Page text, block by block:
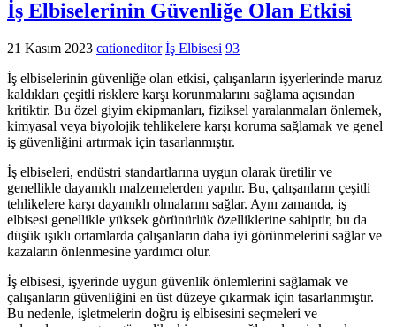
İş Elbiselerinin Güvenliğe Olan Etkisi
21 Kasım 2023 cationeditor İş Elbisesi 93
İş elbiselerinin güvenliğe olan etkisi, çalışanların işyerlerinde maruz
kaldıkları çeşitli risklere karşı korunmalarını sağlama açısından
kritiktir. Bu özel giyim ekipmanları, fiziksel yaralanmaları önlemek,
kimyasal veya biyolojik tehlikelere karşı koruma sağlamak ve genel
iş güvenliğini artırmak için tasarlanmıştır.
İş elbiseleri, endüstri standartlarına uygun olarak üretilir ve
genellikle dayanıklı malzemelerden yapılır. Bu, çalışanların çeşitli
tehlikelere karşı dayanıklı olmalarını sağlar. Aynı zamanda, iş
elbisesi genellikle yüksek görünürlük özelliklerine sahiptir, bu da
düşük ışıklı ortamlarda çalışanların daha iyi görünmelerini sağlar ve
kazaların önlenmesine yardımcı olur.
İş elbisesi, işyerinde uygun güvenlik önlemlerini sağlamak ve
çalışanların güvenliğini en üst düzeye çıkarmak için tasarlanmıştır.
Bu nedenle, işletmelerin doğru iş elbisesini seçmeleri ve